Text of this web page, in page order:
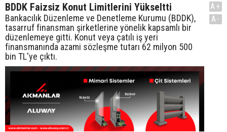
BDDK Faizsiz Konut Limitlerini Yükseltti
Bankacılık Düzenleme ve Denetleme Kurumu (BDDK),
tasarruf finansman şirketlerine yönelik kapsamlı bir
düzenlemeye gitti. Konut veya çatılı iş yeri
finansmanında azami sözleşme tutarı 62 milyon 500
bin TL'ye çıktı.
A+
A-